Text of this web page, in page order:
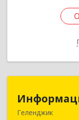
Геленджик353475,